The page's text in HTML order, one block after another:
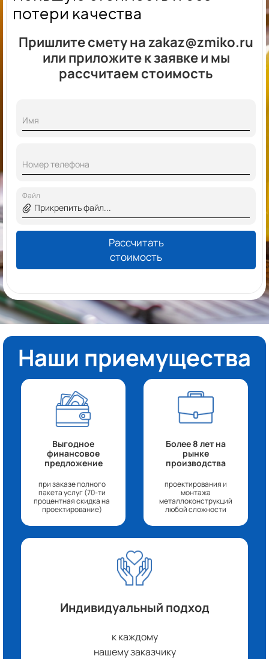
потери качества
Пришлите смету на zakaz@zmiko.ru
или приложите к заявке и мы
рассчитаем стоимость
Имя
Номер телефона
Файл
Прикрепить файл...
Рассчитать
стоимость
Наши приемущества
Выгодное
финансовое
предложение
при заказе полного
пакета услуг (70-ти
процентная скидка на
проектирование)
Более 8 лет на
рынке
производства
проектирования и
монтажа
металлоконструкций
любой сложности
Индивидуальный подход
к каждому
нашему заказчику